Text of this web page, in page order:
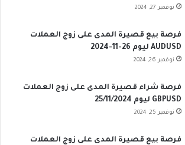
نوفمبر 27, 2024
فرصة بيع قصيرة المدى على زوج العملات
AUDUSD ليوم 26-11-2024
نوفمبر 26, 2024
فرصة شراء قصيرة المدى على زوج العملات
GBPUSD ليوم 25/11/2024
نوفمبر 25, 2024
فرصة بيع قصيرة المدى على زوج العملات